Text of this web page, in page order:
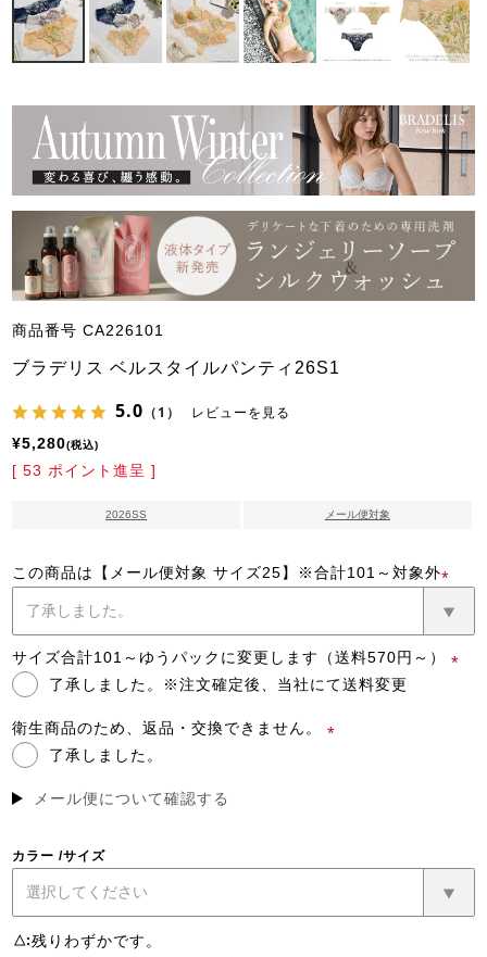
商品番号 CA226101
ブラデリス ベルスタイルパンティ26S1
5.0 （1） レビューを見る
¥5,280 税込
[ 53 ポイント進呈 ]
2026SS メール便対象
この商品は【メール便対象 サイズ25】※合計101～対象外
(必
須)
サイズ合計101～ゆうパックに変更します（送料570円～）
了承しました。※注文確定後、当社にて送料変更
衛生商品のため、返品・交換できません。
了承しました。
メール便について確認する
カラー サイズ
△ 残りわずかです。